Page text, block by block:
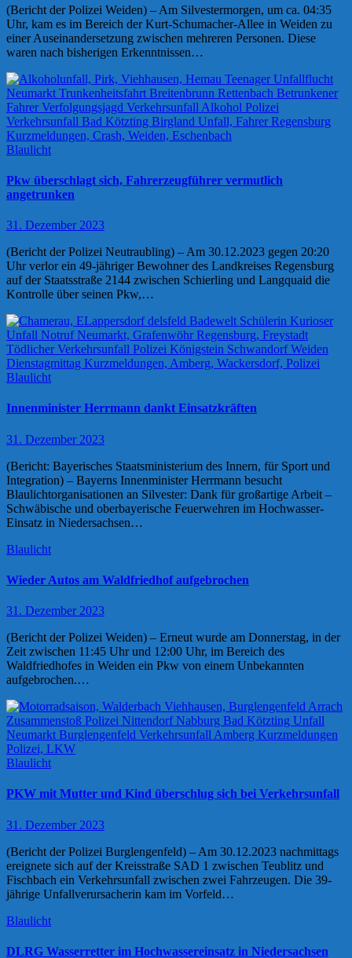
(Bericht der Polizei Weiden) – Am Silvestermorgen, um ca. 04:35
Uhr, kam es im Bereich der Kurt-Schumacher-Allee in Weiden zu
einer Auseinandersetzung zwischen mehreren Personen. Diese
waren nach bisherigen Erkenntnissen…
Blaulicht
Pkw überschlagt sich, Fahrerzeugführer vermutlich
angetrunken
31. Dezember 2023
(Bericht der Polizei Neutraubling) – Am 30.12.2023 gegen 20:20
Uhr verlor ein 49-jähriger Bewohner des Landkreises Regensburg
auf der Staatsstraße 2144 zwischen Schierling und Langquaid die
Kontrolle über seinen Pkw,…
Blaulicht
Innenminister Herrmann dankt Einsatzkräften
31. Dezember 2023
(Bericht: Bayerisches Staatsministerium des Innern, für Sport und
Integration) – Bayerns Innenminister Herrmann besucht
Blaulichtorganisationen an Silvester: Dank für großartige Arbeit –
Schwäbische und oberbayerische Feuerwehren im Hochwasser-
Einsatz in Niedersachsen…
Blaulicht
Wieder Autos am Waldfriedhof aufgebrochen
31. Dezember 2023
(Bericht der Polizei Weiden) – Erneut wurde am Donnerstag, in der
Zeit zwischen 11:45 Uhr und 12:00 Uhr, im Bereich des
Waldfriedhofes in Weiden ein Pkw von einem Unbekannten
aufgebrochen.…
Blaulicht
PKW mit Mutter und Kind überschlug sich bei Verkehrsunfall
31. Dezember 2023
(Bericht der Polizei Burglengenfeld) – Am 30.12.2023 nachmittags
ereignete sich auf der Kreisstraße SAD 1 zwischen Teublitz und
Fischbach ein Verkehrsunfall zwischen zwei Fahrzeugen. Die 39-
jährige Unfallverursacherin kam im Vorfeld…
Blaulicht
DLRG Wasserretter im Hochwassereinsatz in Niedersachsen